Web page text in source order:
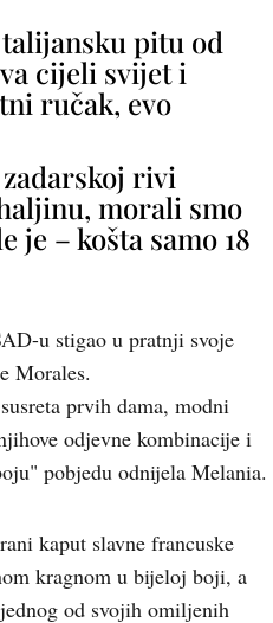
pitu od
cijeli svijet i
ručak, evo
rivi
morali smo
je – košta samo 18
u stigao u pratnji svoje
Morales.
prvih dama, modni
odjevne kombinacije i
pobjedu odnijela Melania.
kaput slavne francuske
kragnom u bijeloj boji, a
od svojih omiljenih